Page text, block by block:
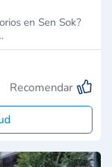
en Sen Sok?
Recomendar